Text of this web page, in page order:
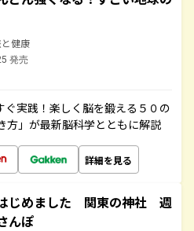
健康
発売
ぐ実践！楽しく脳を鍛える５０の
方」が最新脳科学とともに解説
詳細を見る
じめました 関東の神社 週
んぽ